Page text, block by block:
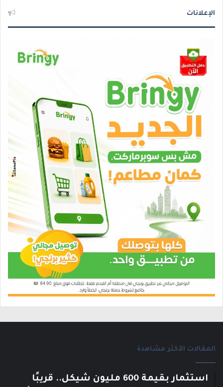
الإعلانات
المقالات الأكثر مشاهدة
استثمار بقيمة 600 مليون شيكل.. قريبًا